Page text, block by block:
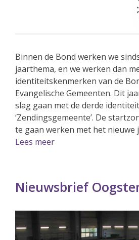
Binnen de Bond werken we
jaarthema, en we werken dan
identiteitskenmerken van de
Evangelische Gemeenten. Dit
slag gaan met de derde
‘Zendingsgemeente’. De
te gaan werken met het nieuwe
Lees meer
Nieuwsbrief